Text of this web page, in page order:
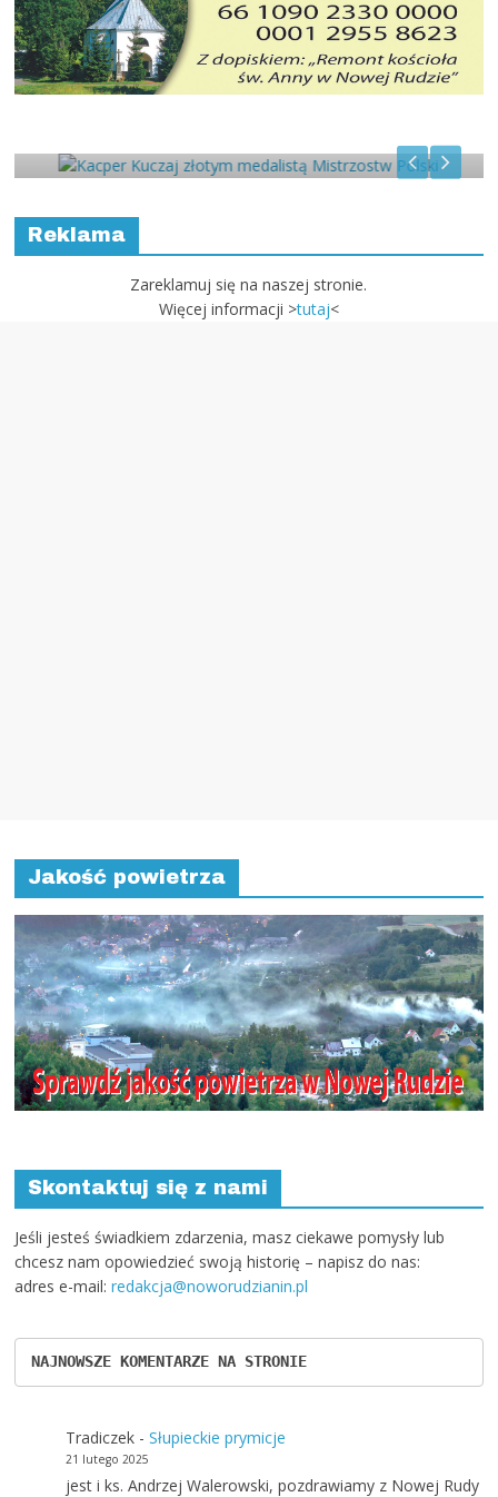
Reklama
Zareklamuj się na naszej stronie.
Więcej informacji >tutaj<
Jakość powietrza
Skontaktuj się z nami
Jeśli jesteś świadkiem zdarzenia, masz ciekawe pomysły lub
chcesz nam opowiedzieć swoją historię – napisz do nas:
adres e-mail:redakcja@noworudzianin.pl
NAJNOWSZE KOMENTARZE NA STRONIE
Tradiczek- Słupieckie prymicje
21 lutego 2025
jest i ks. Andrzej Walerowski, pozdrawiamy z Nowej Rudy